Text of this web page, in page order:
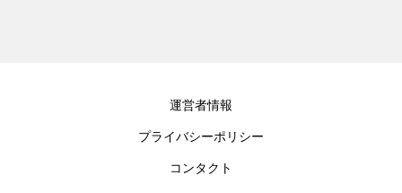
運営者情報
プライバシーポリシー
コンタクト